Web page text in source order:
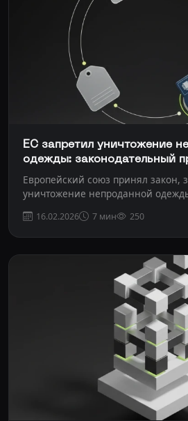
ЕС запретил уничтожение
одежды: законодательный
Европейский союз принял
уничтожение непроданной
16.02.2026 7 мин 250